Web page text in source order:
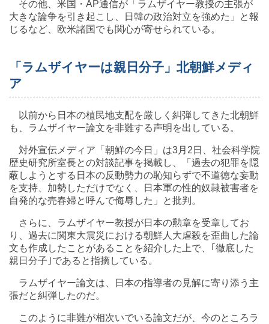
その他、米国・AP通信が「ラムザイヤー教授の主張が
大きな論争を引き起こし、日韓の政治対立を強めた」と報
じるなど、欧米諸国でも関心が寄せられている。
「ラムザイヤーは親日分子」北朝鮮メディ
ア
以前から日本の植民地支配を厳しく糾弾してきた北朝鮮
も、ラムザイヤー論文を非難する声明を出している。
対外宣伝メディア「朝鮮の今日」は3月2日、社会科学院
歴史研究所室長との対談記事を掲載し、「過去の犯罪を隠
蔽しようとする日本の反動勢力の恥知らずで不道徳な妄動
を支持、加勢しただけでなく、日本軍の性的奴隷被害者を
自発的な売春婦と呼んで侮辱した」と批判。
さらに、ラムザイヤー教授が日本の勲章を受章してお
り、過去に関東大震災における朝鮮人大虐殺を歪曲した論
文も作成したことがあることを紹介した上で、｢徹底した
親日分子｣であると指摘している。
ラムザイヤー論文は、日本の指導者の見解に寄り添う主
張だと糾弾したのだ。
このように非難が相次いでいる論文だが、今のところラ